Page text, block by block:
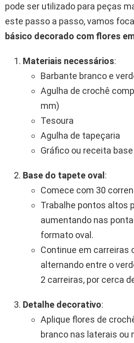
pode ser utilizado para peças
este passo a passo, vamos
básico decorado com flores
Materiais necessários:
Barbante branco e
Agulha de crochê
mm)
Tesoura
Agulha de tapeçaria
Gráfico ou receita
Base do tapete oval :
Comece com 30
Trabalhe pontos altos
aumentando nas
formato oval.
Continue em carreiras
alternando entre o
2 carreiras, por cerca
Detalhe decorativo:
Aplique flores de
branco nas laterais ou